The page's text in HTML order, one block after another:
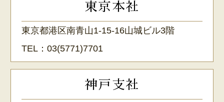
東京本社
東京都港区南青山1-15-16山城ビル3階
TEL：03(5771)7701
神戸支社